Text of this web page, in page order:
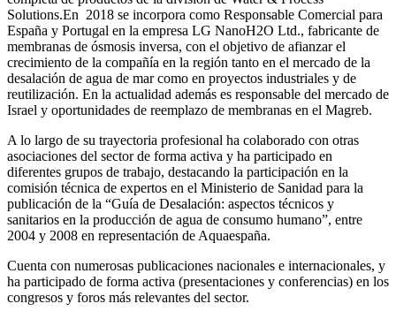
Solutions.En 2018 se incorpora como Responsable Comercial para
España y Portugal en la empresa LG NanoH2O Ltd., fabricante de
membranas de ósmosis inversa, con el objetivo de afianzar el
crecimiento de la compañía en la región tanto en el mercado de la
desalación de agua de mar como en proyectos industriales y de
reutilización. En la actualidad además es responsable del mercado de
Israel y oportunidades de reemplazo de membranas en el Magreb.
A lo largo de su trayectoria profesional ha colaborado con otras
asociaciones del sector de forma activa y ha participado en
diferentes grupos de trabajo, destacando la participación en la
comisión técnica de expertos en el Ministerio de Sanidad para la
publicación de la “Guía de Desalación: aspectos técnicos y
sanitarios en la producción de agua de consumo humano”, entre
2004 y 2008 en representación de Aquaespaña.
Cuenta con numerosas publicaciones nacionales e internacionales, y
ha participado de forma activa (presentaciones y conferencias) en los
congresos y foros más relevantes del sector.